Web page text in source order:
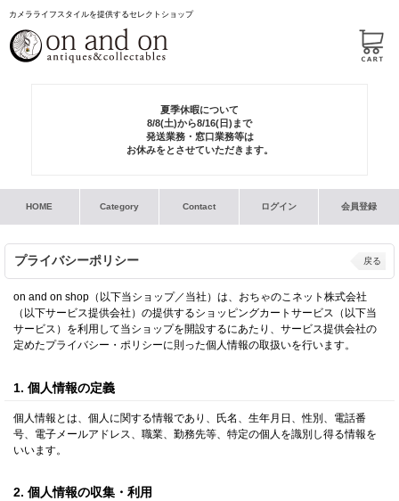
カメラライフスタイルを提供するセレクトショップ
夏季休暇について
8/8(土)から8/16(日)まで
発送業務・窓口業務等は
お休みをとさせていただきます。
HOME Category Contact ログイン 会員登録
プライバシーポリシー 戻る
on and on shop（以下当ショップ／当社）は、おちゃのこネット株式会社
（以下サービス提供会社）の提供するショッピングカートサービス（以下当
サービス）を利用して当ショップを開設するにあたり、サービス提供会社の
定めたプライバシー・ポリシーに則った個人情報の取扱いを行います。
1. 個人情報の定義
個人情報とは、個人に関する情報であり、氏名、生年月日、性別、電話番
号、電子メールアドレス、職業、勤務先等、特定の個人を識別し得る情報を
いいます。
2. 個人情報の収集・利用